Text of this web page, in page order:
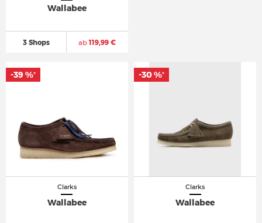
Wallabee
3 Shops ab119,99 €
Clarks
Wallabee
-39 %*
-39 %*
Clarks
Wallabee
-30 %*
-30 %*